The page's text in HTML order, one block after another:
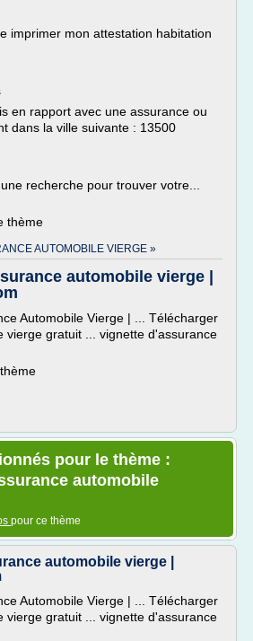
imprimer mon attestation habitation
en rapport avec une assurance ou
dans la ville suivante : 13500
recherche pour trouver votre...
thème
AUTOMOBILE VIERGE »
automobile vierge |
Automobile Vierge | ... Télécharger
vierge gratuit ... vignette d'assurance
pour le thème :
automobile
pour ce thème
automobile vierge |
Automobile Vierge | ... Télécharger
vierge gratuit ... vignette d'assurance